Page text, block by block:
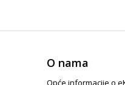
O nama
Opće informacije o